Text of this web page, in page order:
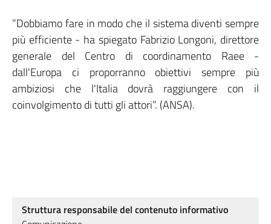
”Dobbiamo fare in modo che il sistema diventi sempre
più efficiente - ha spiegato Fabrizio Longoni, direttore
generale del Centro di coordinamento Raee -
dall'Europa ci proporranno obiettivi sempre più
ambiziosi che l'Italia dovrà raggiungere con il
coinvolgimento di tutti gli attori”. (ANSA).
Struttura responsabile del contenuto informativo